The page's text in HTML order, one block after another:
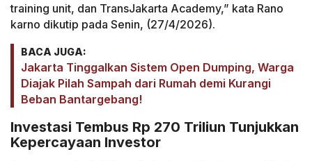
training unit, dan TransJakarta Academy,” kata Rano
karno dikutip pada Senin, (27/4/2026).
BACA JUGA:
Jakarta Tinggalkan Sistem Open Dumping, Warga
Diajak Pilah Sampah dari Rumah demi Kurangi
Beban Bantargebang!
Investasi Tembus Rp 270 Triliun Tunjukkan
Kepercayaan Investor